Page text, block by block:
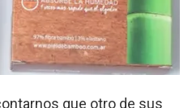
que otro de sus